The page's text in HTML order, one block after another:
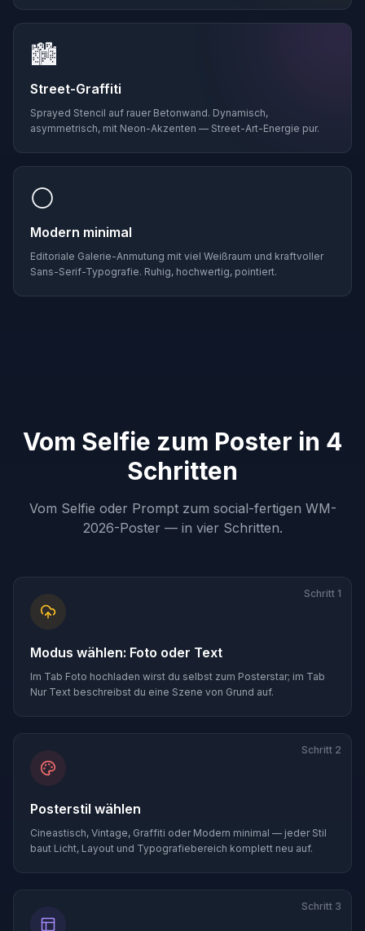
🏙️
Street-Graffiti
Sprayed Stencil auf rauer Betonwand. Dynamisch,
asymmetrisch, mit Neon-Akzenten — Street-Art-Energie pur.
⚪
Modern minimal
Editoriale Galerie-Anmutung mit viel Weißraum und kraftvoller
Sans-Serif-Typografie. Ruhig, hochwertig, pointiert.
Vom Selfie zum Poster in 4
Schritten
Vom Selfie oder Prompt zum social-fertigen WM-
2026-Poster — in vier Schritten.
Schritt 1
Modus wählen: Foto oder Text
Im Tab Foto hochladen wirst du selbst zum Posterstar; im Tab
Nur Text beschreibst du eine Szene von Grund auf.
Schritt 2
Posterstil wählen
Cineastisch, Vintage, Graffiti oder Modern minimal — jeder Stil
baut Licht, Layout und Typografiebereich komplett neu auf.
Schritt 3